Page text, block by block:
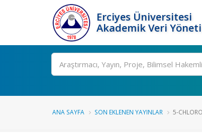
Erciyes Üniversitesi
Akademik Veri
Ara
ANA SAYFA SON EKLENEN YAYINLAR 5-